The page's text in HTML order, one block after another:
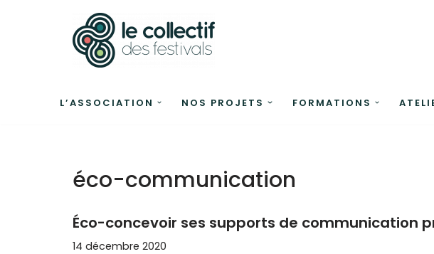
L’ASSOCIATION NOS PROJETS FORMATIONS
éco-communication
Éco-concevoir ses supports de communication
14 décembre 2020